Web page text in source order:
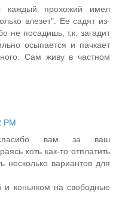
каждый прохожий имел
влезет". Ее садят из-
не посадишь, т.к. загадит
осыпается и пачкает
Сам живу в частном
PM
спасибо вам за ваш
хоть как-то отплатить
несколько вариантов для
и коньяком на свободные